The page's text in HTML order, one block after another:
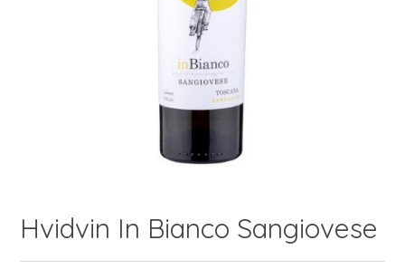
Hvidvin In Bianco Sangiovese